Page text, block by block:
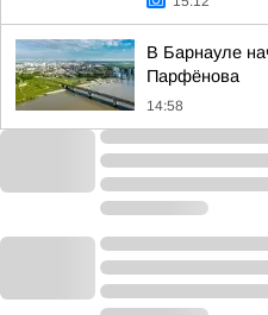
В Барнауле
Парфёнова
14:58